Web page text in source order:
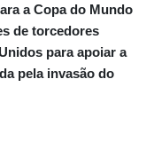
a Copa do Mundo
de torcedores
para apoiar a
pela invasão do